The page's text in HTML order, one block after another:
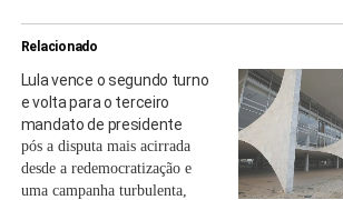
Relacionado
Lula vence o segundo turno
e volta para o terceiro
mandato de presidente
pós a disputa mais acirrada
desde a redemocratização e
uma campanha turbulenta,